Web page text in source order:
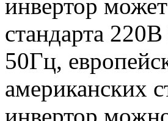
инвертор
стандарта
50Гц,
американских
инвертор